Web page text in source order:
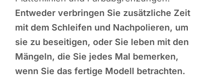
Entweder verbringen Sie zusätzliche Zeit
mit dem Schleifen und Nachpolieren, um
sie zu beseitigen, oder Sie leben mit den
Mängeln, die Sie jedes Mal bemerken,
wenn Sie das fertige Modell betrachten.